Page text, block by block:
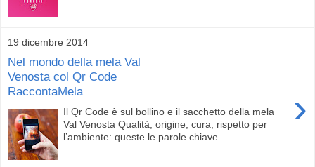
19 dicembre 2014
Nel mondo della mela Val
Venosta col Qr Code
RaccontaMela
›
Il Qr Code è sul bollino e il sacchetto della mela
Val Venosta Qualità, origine, cura, rispetto per
l’ambiente: queste le parole chiave...